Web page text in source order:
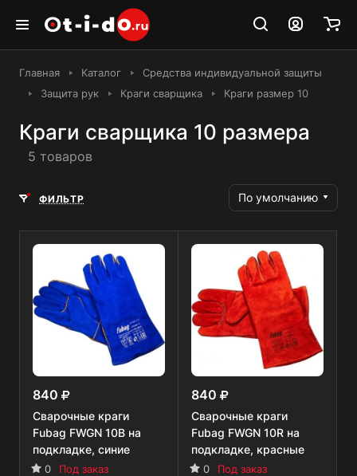
Главная Каталог
Средства индивидуальной защиты
Защита рук
Краги сварщика Краги размер 10
Краги сварщика 10 размера
5 товаров
ФИЛЬТР По умолчанию
840
Сварочные краги
Fubag FWGN 10B на
подкладке, синие
0
Под заказ
840
Сварочные краги
Fubag FWGN 10R на
подкладке, красные
0
Под заказ